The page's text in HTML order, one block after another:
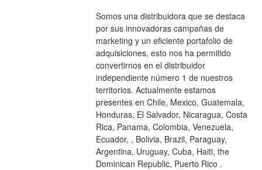
Somos una distribuidora que se destaca
por sus innovadoras campañas de
marketing y un eficiente portafolio de
adquisiciones, esto nos ha permitido
convertirnos en el distribuidor
independiente número 1 de nuestros
territorios. Actualmente estamos
presentes en Chile, Mexico, Guatemala,
Honduras, El Salvador, Nicaragua, Costa
Rica, Panama, Colombia, Venezuela,
Ecuador, , Bolivia, Brazil, Paraguay,
Argentina, Uruguay, Cuba, Haiti, the
Dominican Republic, Puerto Rico .